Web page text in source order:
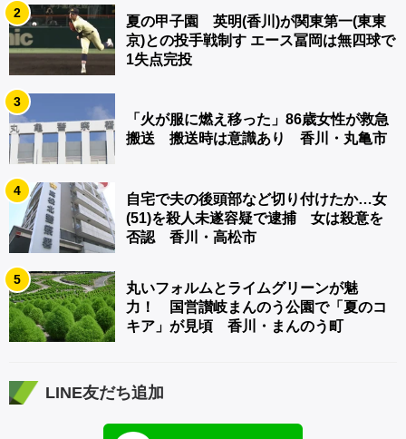
2
夏の甲子園 英明(香川)が関東第一(東東
京)との投手戦制す エース冨岡は無四球で
1失点完投
3
「火が服に燃え移った」86歳女性が救急
搬送 搬送時は意識あり 香川・丸亀市
4
自宅で夫の後頭部など切り付けたか…女
(51)を殺人未遂容疑で逮捕 女は殺意を
否認 香川・高松市
5
丸いフォルムとライムグリーンが魅
力！ 国営讃岐まんのう公園で「夏のコ
キア」が見頃 香川・まんのう町
LINE友だち追加